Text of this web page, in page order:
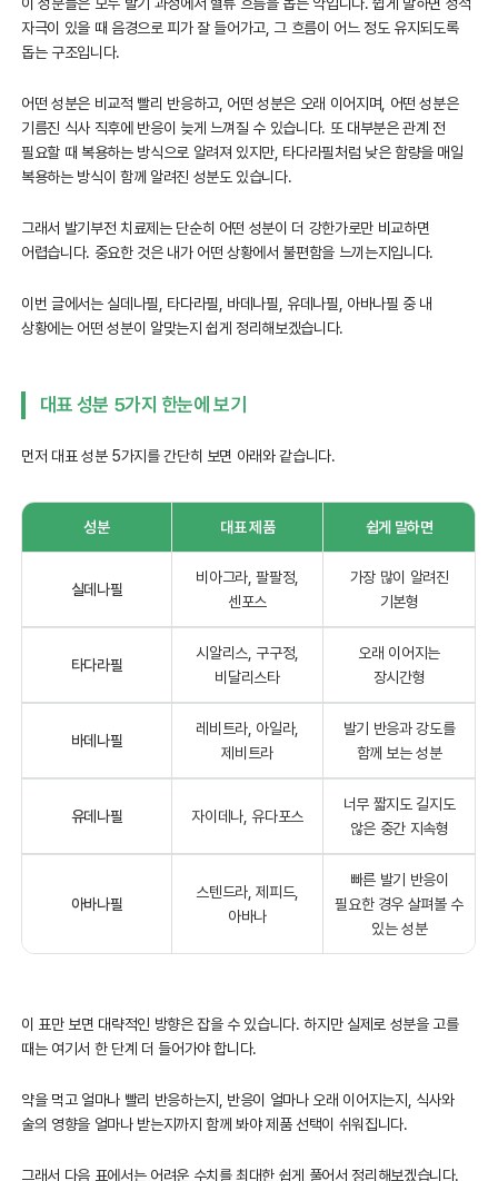
이 성분들은 모두 발기 과정에서 혈류 흐름을 돕는 약입니다. 쉽게 말하면 성적
자극이 있을 때 음경으로 피가 잘 들어가고, 그 흐름이 어느 정도 유지되도록
돕는 구조입니다.
어떤 성분은 비교적 빨리 반응하고, 어떤 성분은 오래 이어지며, 어떤 성분은
기름진 식사 직후에 반응이 늦게 느껴질 수 있습니다. 또 대부분은 관계 전
필요할 때 복용하는 방식으로 알려져 있지만, 타다라필처럼 낮은 함량을 매일
복용하는 방식이 함께 알려진 성분도 있습니다.
그래서 발기부전 치료제는 단순히 어떤 성분이 더 강한가로만 비교하면
어렵습니다. 중요한 것은 내가 어떤 상황에서 불편함을 느끼는지입니다.
이번 글에서는 실데나필, 타다라필, 바데나필, 유데나필, 아바나필 중 내
상황에는 어떤 성분이 알맞는지 쉽게 정리해보겠습니다.
대표 성분 5가지 한눈에 보기
먼저 대표 성분 5가지를 간단히 보면 아래와 같습니다.
성분 대표 제품 쉽게 말하면
실데나필
비아그라, 팔팔정,
센포스
가장 많이 알려진
기본형
타다라필
시알리스, 구구정,
비달리스타
오래 이어지는
장시간형
바데나필
레비트라, 아일라,
제비트라
발기 반응과 강도를
함께 보는 성분
유데나필 자이데나, 유다포스
너무 짧지도 길지도
않은 중간 지속형
아바나필
스텐드라, 제피드,
아바나
빠른 발기 반응이
필요한 경우 살펴볼 수
있는 성분
이 표만 보면 대략적인 방향은 잡을 수 있습니다. 하지만 실제로 성분을 고를
때는 여기서 한 단계 더 들어가야 합니다.
약을 먹고 얼마나 빨리 반응하는지, 반응이 얼마나 오래 이어지는지, 식사와
술의 영향을 얼마나 받는지까지 함께 봐야 제품 선택이 쉬워집니다.
그래서 다음 표에서는 어려운 수치를 최대한 쉽게 풀어서 정리해보겠습니다.